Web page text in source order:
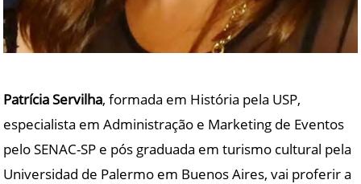
Patrícia Servilha, formada em História pela USP,
especialista em Administração e Marketing de Eventos
pelo SENAC-SP e pós graduada em turismo cultural pela
Universidad de Palermo em Buenos Aires, vai proferir a